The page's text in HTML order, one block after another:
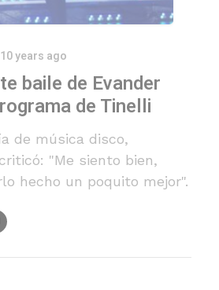
10 years ago
baile de Evander
de Tinelli
de música disco,
"Me siento bien,
hecho un poquito mejor".